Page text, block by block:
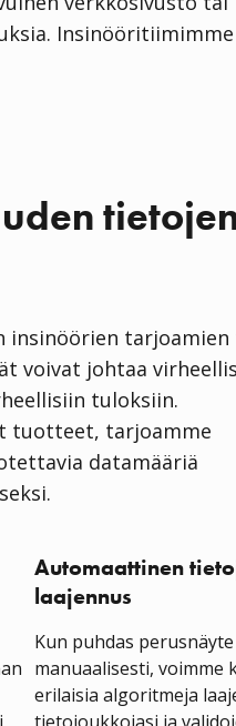
Insinööritiimimme
insinöörien
voivat johtaa
tuloksiin.
tuotteet, tarjoamme
datamääriä
Automaattinen
laajennus
Kun puhdas
manuaalisesti, voimme
erilaisia algoritmeja